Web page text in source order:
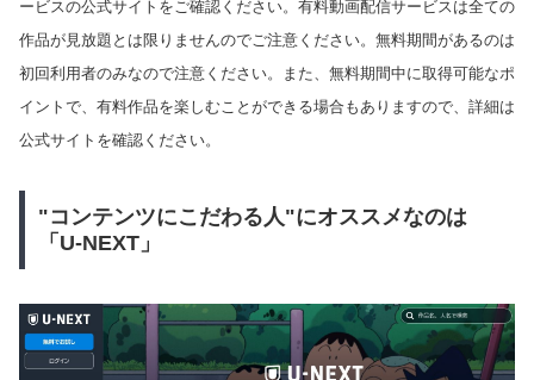
ービスの公式サイトをご確認ください。有料動画配信サービスは全ての
作品が見放題とは限りませんのでご注意ください。無料期間があるのは
初回利用者のみなので注意ください。また、無料期間中に取得可能なポ
イントで、有料作品を楽しむことができる場合もありますので、詳細は
公式サイトを確認ください。
"コンテンツにこだわる人"にオススメなのは
「U-NEXT」